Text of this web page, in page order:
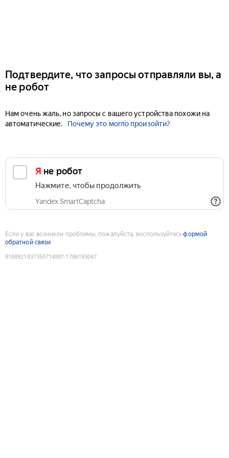
Подтвердите, что запросы отправляли вы, а
не робот
Нам очень жаль, но запросы с вашего устройства похожи на
автоматические.
Почему это могло произойти?
Я не робот
Нажмите, чтобы продолжить
Yandex SmartCaptcha
Если у вас возникли проблемы, пожалуйста, воспользуйтесьформой
обратной связи
9188921837350714887:1786193047